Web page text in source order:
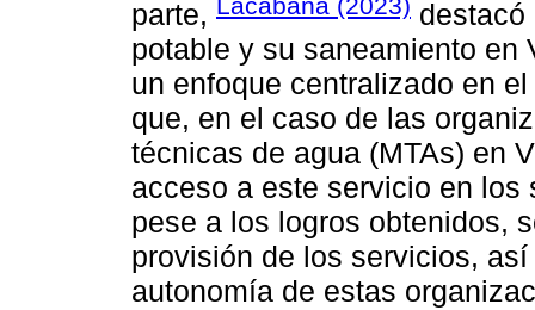
parte,
destacó
potable y su saneamiento en
un enfoque centralizado en
que, en el caso de las
técnicas de agua (MTAs) en
acceso a este servicio en los
pese a los logros obtenidos,
provisión de los servicios,
autonomía de estas